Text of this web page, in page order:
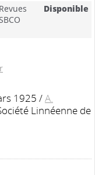
Revues
Disponible
1925 /A.
Linnéenne de